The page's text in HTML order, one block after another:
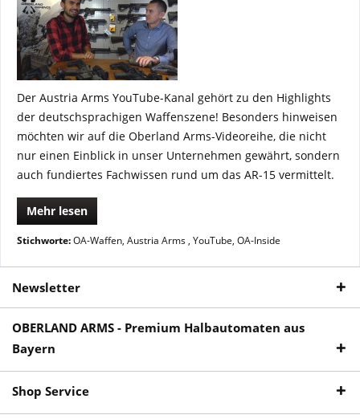
Der Austria Arms YouTube-Kanal gehört zu den Highlights
der deutschsprachigen Waffenszene! Besonders hinweisen
möchten wir auf die Oberland Arms-Videoreihe, die nicht
nur einen Einblick in unser Unternehmen gewährt, sondern
auch fundiertes Fachwissen rund um das AR-15 vermittelt.
Mehr lesen
Stichworte:OA-Waffen, Austria Arms, YouTube, OA-Inside
Newsletter
OBERLAND ARMS - Premium Halbautomaten aus
Bayern
Shop Service